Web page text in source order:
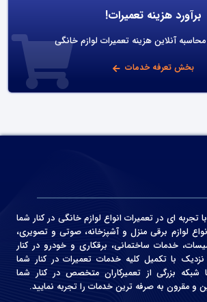
برآورد هزینه تعمیرات!
آنلاین هزینه تعمیرات لوازم خانگی
بخش تعرفه خدمات
پی امداد از دهه 70 با تجربه ای در تعمیرات انواع لوازم خانگی در کنار شما
لوازم برقی منزل و آشپزخانه، صوتی و‌ تصویری،
خدمات ساختمانی، برقکاری و خودرو در کنار
با تکمیل کلیه خدمات تعمیرات در کنار شما
شبکه بزرگی از تعمیرکاران متخصص در کنار شما
و مقرون به صرفه ترین خدمات را تجربه نمایید.